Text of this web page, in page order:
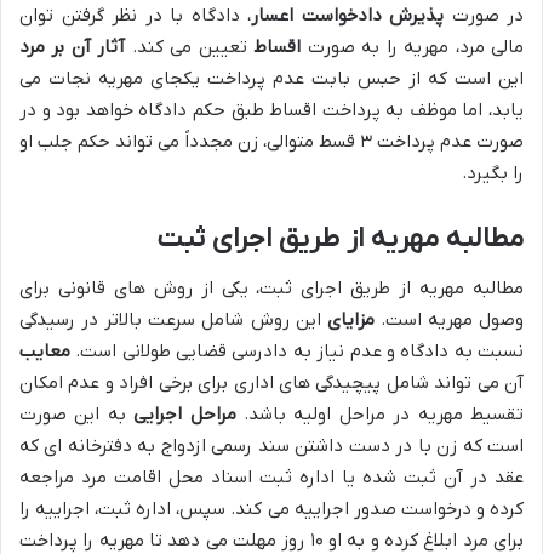
در صورت پذیرش دادخواست اعسار، دادگاه با در نظر گرفتن توان
مالی مرد، مهریه را به صورت اقساطتعیین می کند.آثار آن بر مرد
این است که از حبس بابت عدم پرداخت یکجای مهریه نجات می
یابد، اما موظف به پرداخت اقساط طبق حکم دادگاه خواهد بود و در
صورت عدم پرداخت ۳ قسط متوالی، زن مجدداً می تواند حکم جلب او
را بگیرد.
مطالبه مهریه از طریق اجرای ثبت
مطالبه مهریه از طریق اجرای ثبت، یکی از روش های قانونی برای
وصول مهریه است.مزایای این روش شامل سرعت بالاتر در رسیدگی
نسبت به دادگاه و عدم نیاز به دادرسی قضایی طولانی است. معایب
آن می تواند شامل پیچیدگی های اداری برای برخی افراد و عدم امکان
تقسیط مهریه در مراحل اولیه باشد.مراحل اجراییبه این صورت
است که زن با در دست داشتن سند رسمی ازدواج به دفترخانه ای که
عقد در آن ثبت شده یا اداره ثبت اسناد محل اقامت مرد مراجعه
کرده و درخواست صدور اجراییه می کند. سپس، اداره ثبت، اجراییه را
برای مرد ابلاغ کرده و به او ۱۰ روز مهلت می دهد تا مهریه را پرداخت